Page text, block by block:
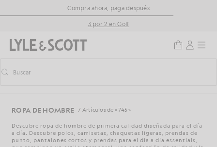
Saltar al contenido principal
Información de accesibilidadCompra ahora, paga después
3 por 2 en Golf
Activar/desactivar la búsqueda predictiva
Buscar
ROPA DE HOMBRE / Artículos de « 745 »
Descubre ropa de hombre de primera calidad diseñada para el día
a día. Descubre polos, camisetas, chaquetas ligeras, prendas de
punto, pantalones cortos y prendas para el día a día essentials,